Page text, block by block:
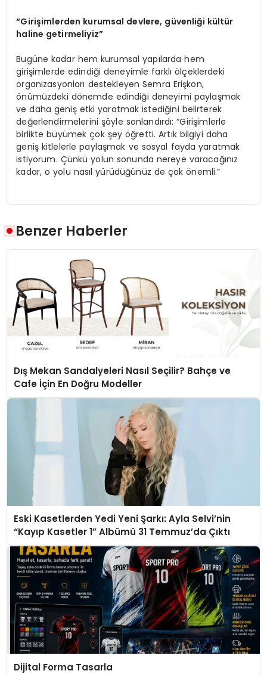
“Girişimlerden kurumsal devlere, güvenliği kültür
haline getirmeliyiz”
Bugüne kadar hem kurumsal yapılarda hem
girişimlerde edindiği deneyimle farklı ölçeklerdeki
organizasyonları destekleyen Semra Erişkon,
önümüzdeki dönemde edindiği deneyimi paylaşmak
ve daha geniş etki yaratmak istediğini belirterek
değerlendirmelerini şöyle sonlandırdı: “Girişimlerle
birlikte büyümek çok şey öğretti. Artık bilgiyi daha
geniş kitlelerle paylaşmak ve sosyal fayda yaratmak
istiyorum. Çünkü yolun sonunda nereye varacağınız
kadar, o yolu nasıl yürüdüğünüz de çok önemli.”
Benzer Haberler
Dış Mekan Sandalyeleri Nasıl Seçilir? Bahçe ve
Cafe İçin En Doğru Modeller
Eski Kasetlerden Yedi Yeni Şarkı: Ayla Selvi’nin
“Kayıp Kasetler 1” Albümü 31 Temmuz’da Çıktı
Dijital Forma Tasarla